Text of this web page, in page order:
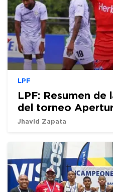
LPF
LPF: Resumen de
del torneo
Jhavid Zapata